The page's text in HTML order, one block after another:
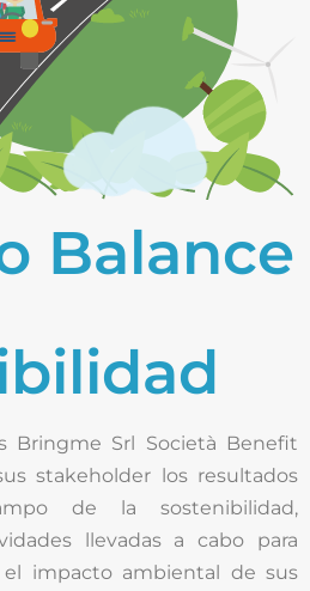
Balance
Bringme Srl Società Benefit
stakeholder los resultados
de la sostenibilidad,
llevadas a cabo para
impacto ambiental de sus